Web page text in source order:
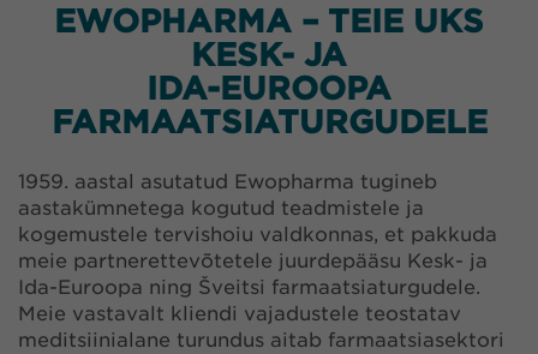
EWOPHARMA – TEIE UKS
KESK- JA
IDA-EUROOPA
FARMAATSIATURGUDELE
1959. aastal asutatud Ewopharma tugineb
aastakümnetega kogutud teadmistele ja
kogemustele tervishoiu valdkonnas, et pakkuda
meie partnerettevõtetele juurdepääsu Kesk- ja
Ida-Euroopa ning Šveitsi farmaatsiaturgudele.
Meie vastavalt kliendi vajadustele teostatav
meditsiinialane turundus aitab farmaatsiasektori